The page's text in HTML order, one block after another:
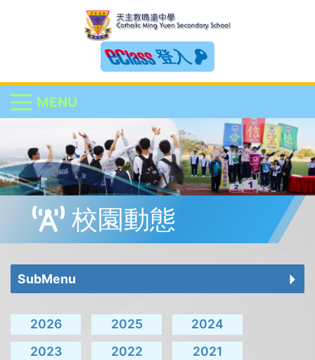
登入
MENU
校園動態
SubMenu
2026 2025
2024
2023
2022
2021